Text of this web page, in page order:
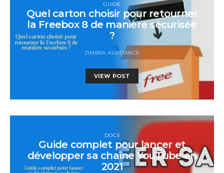
GUIDE
Quel carton choisir pour retourner
la Freebox 8 de manière sécurisée
?
ZIMBRA ASSISTANCE
VIEW POST
DOCS
Guide complet pour lancer et
développer sa chaîne YouTube en
2021